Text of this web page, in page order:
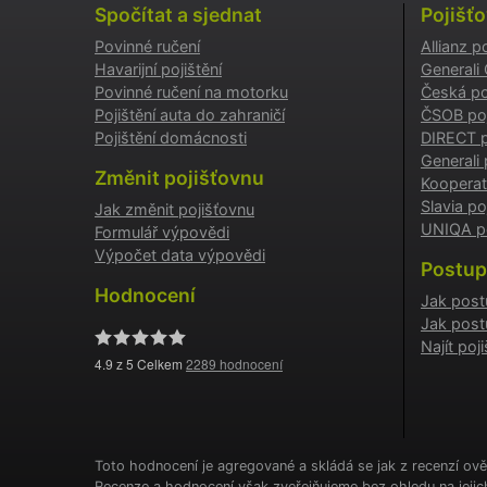
Spočítat a sjednat
Povinné ručení
Havarijní pojištění
Povinné ručení na motorku
Pojištění auta do zahraničí
Pojištění domácnosti
Změnit pojišťovnu
Jak změnit pojišťovnu
Formulář výpovědi
Výpočet data výpovědi
Hodnocení
4.9 z 5 Celkem 2289 hodnocení
Allianz
Generali
Česká
ČSOB
DIRECT
Generali
Slavia
UNIQA
Jak
Jak
Najít
Toto hodnocení je agregované a skládá se jak z recenzí
testing